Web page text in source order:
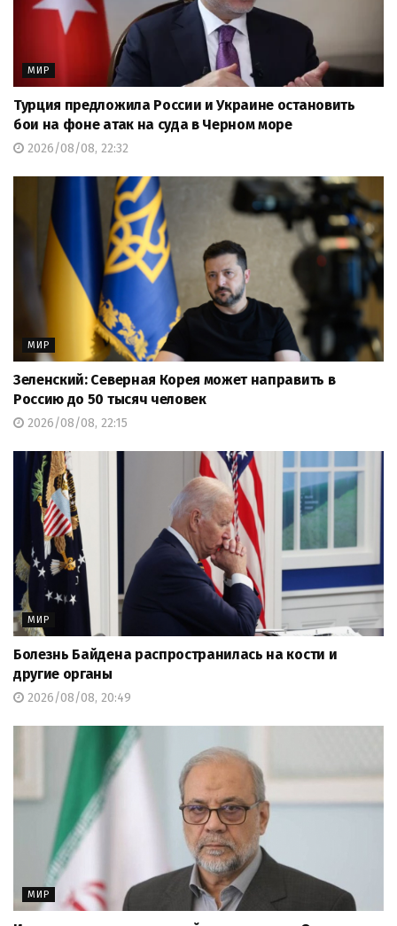
МИР
Турция предложила России и Украине остановить
бои на фоне атак на суда в Черном море
2026/08/08, 22:32
МИР
Зеленский: Северная Корея может направить в
Россию до 50 тысяч человек
2026/08/08, 22:15
МИР
Болезнь Байдена распространилась на кости и
другие органы
2026/08/08, 20:49
МИР